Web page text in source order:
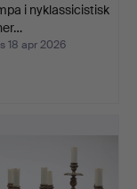
i nyklassicistisk
18 apr 2026